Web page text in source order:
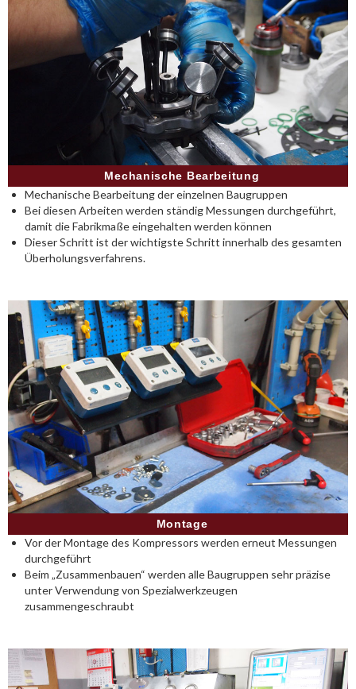
Mechanische Bearbeitung
Mechanische Bearbeitung der einzelnen Baugruppen
Bei diesen Arbeiten werden ständig Messungen durchgeführt,
damit die Fabrikmaße eingehalten werden können
Dieser Schritt ist der wichtigste Schritt innerhalb des gesamten
Überholungsverfahrens.
Montage
Vor der Montage des Kompressors werden erneut Messungen
durchgeführt
Beim „Zusammenbauen“ werden alle Baugruppen sehr präzise
unter Verwendung von Spezialwerkzeugen
zusammengeschraubt